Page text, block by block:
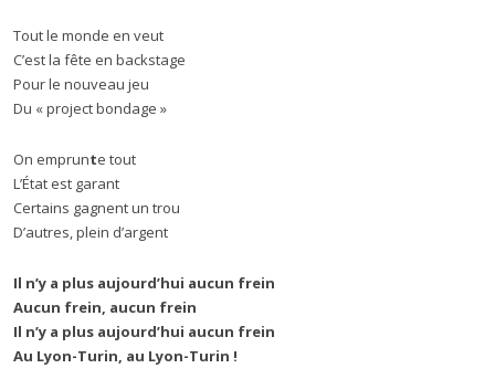
Tout le monde en veut
C’est la fête en backstage
Pour le nouveau jeu
Du « project bondage »
On emprunte tout
L’État est garant
Certains gagnent un trou
D’autres, plein d’argent
Il n’y a plus aujourd’hui aucun frein
Aucun frein, aucun frein
Il n’y a plus aujourd’hui aucun frein
Au Lyon-Turin, au Lyon-Turin !